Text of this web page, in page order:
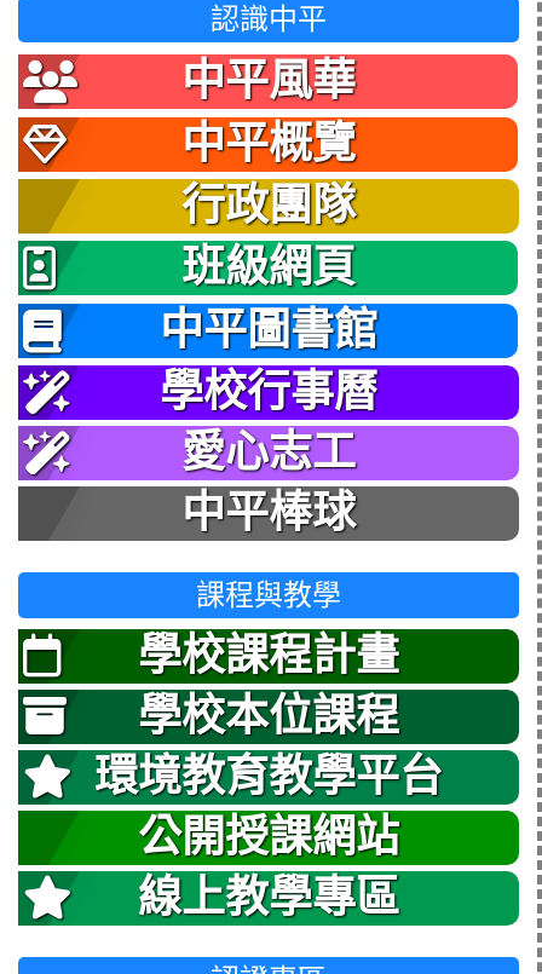
認識中平
中平風華
中平概覽
行政團隊
班級網頁
中平圖書館
學校行事曆
愛心志工
中平棒球
課程與教學
學校課程計畫
學校本位課程
環境教育教學平台
公開授課網站
線上教學專區